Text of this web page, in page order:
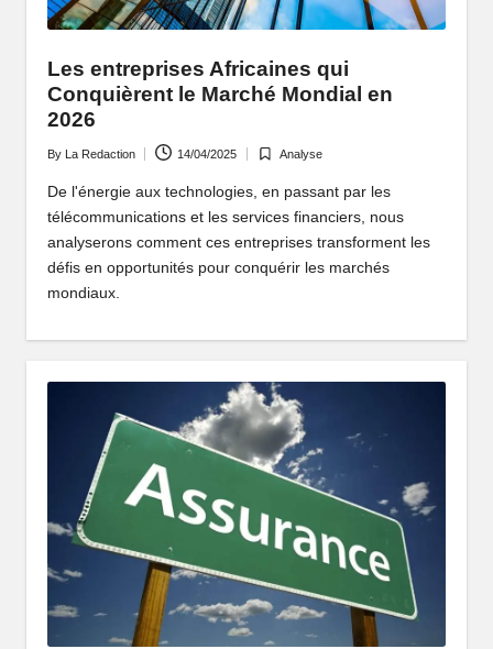
Les entreprises Africaines qui
Conquièrent le Marché Mondial en
2026
Posted
by
By La Redaction 14/04/2025
Posted
Analyse
De l'énergie aux technologies, en passant par les
télécommunications et les services financiers, nous
analyserons comment ces entreprises transforment les
défis en opportunités pour conquérir les marchés
mondiaux.